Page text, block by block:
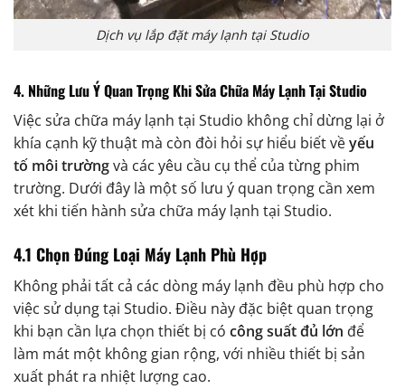
Dịch vụ lắp đặt máy lạnh tại Studio
4. Những Lưu Ý Quan Trọng Khi Sửa Chữa Máy Lạnh Tại Studio
Việc sửa chữa máy lạnh tại Studio không chỉ dừng lại ở
khía cạnh kỹ thuật mà còn đòi hỏi sự hiểu biết vềyếu
tố môi trườngvà các yêu cầu cụ thể của từng phim
trường. Dưới đây là một số lưu ý quan trọng cần xem
xét khi tiến hành sửa chữa máy lạnh tại Studio.
4.1 Chọn Đúng Loại Máy Lạnh Phù Hợp
Không phải tất cả các dòng máy lạnh đều phù hợp cho
việc sử dụng tại Studio. Điều này đặc biệt quan trọng
khi bạn cần lựa chọn thiết bị có công suất đủ lớn để
làm mát một không gian rộng, với nhiều thiết bị sản
xuất phát ra nhiệt lượng cao.